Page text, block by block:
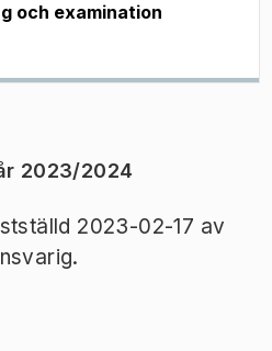
och examination
2023/2024
2023-02-17 av